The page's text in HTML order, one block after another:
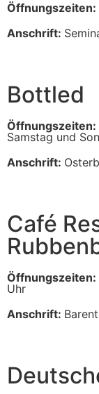
Öffnungszeiten:
Anschrift:
Bottled
Öffnungszeiten:
Samstag und
Anschrift:
Café
Öffnungszeiten:
Uhr
Anschrift: